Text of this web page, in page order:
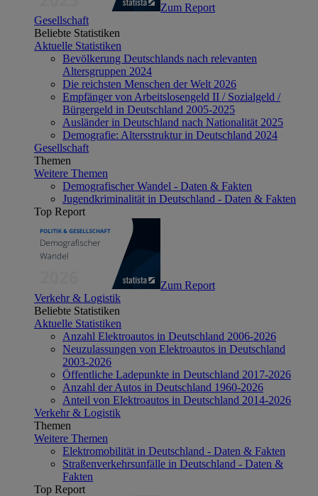
Zum Report
Gesellschaft
Beliebte Statistiken
Aktuelle Statistiken
Bevölkerung Deutschlands nach relevanten
Altersgruppen 2024
Die reichsten Menschen der Welt 2026
Empfänger von Arbeitslosengeld II / Sozialgeld /
Bürgergeld in Deutschland 2005-2025
Ausländer in Deutschland nach Nationalität 2025
Demografie: Altersstruktur in Deutschland 2024
Gesellschaft
Themen
Weitere Themen
Demografischer Wandel - Daten & Fakten
Jugendkriminalität in Deutschland - Daten & Fakten
Top Report
Zum Report
Verkehr & Logistik
Beliebte Statistiken
Aktuelle Statistiken
Anzahl Elektroautos in Deutschland 2006-2026
Neuzulassungen von Elektroautos in Deutschland
2003-2026
Öffentliche Ladepunkte in Deutschland 2017-2026
Anzahl der Autos in Deutschland 1960-2026
Anteil von Elektroautos in Deutschland 2014-2026
Verkehr & Logistik
Themen
Weitere Themen
Elektromobilität in Deutschland - Daten & Fakten
Straßenverkehrsunfälle in Deutschland - Daten &
Fakten
Top Report